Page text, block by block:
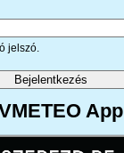
jelszó.
App